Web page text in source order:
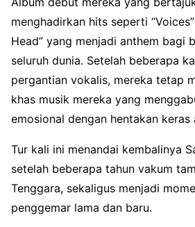
menghadirkan hits seperti
Head” yang menjadi anthem bagi
seluruh dunia. Setelah beberapa
pergantian vokalis, mereka tetap
khas musik mereka yang
emosional dengan hentakan
Tur kali ini menandai kembalinya
setelah beberapa tahun vakum
Tenggara, sekaligus menjadi
penggemar lama dan baru.